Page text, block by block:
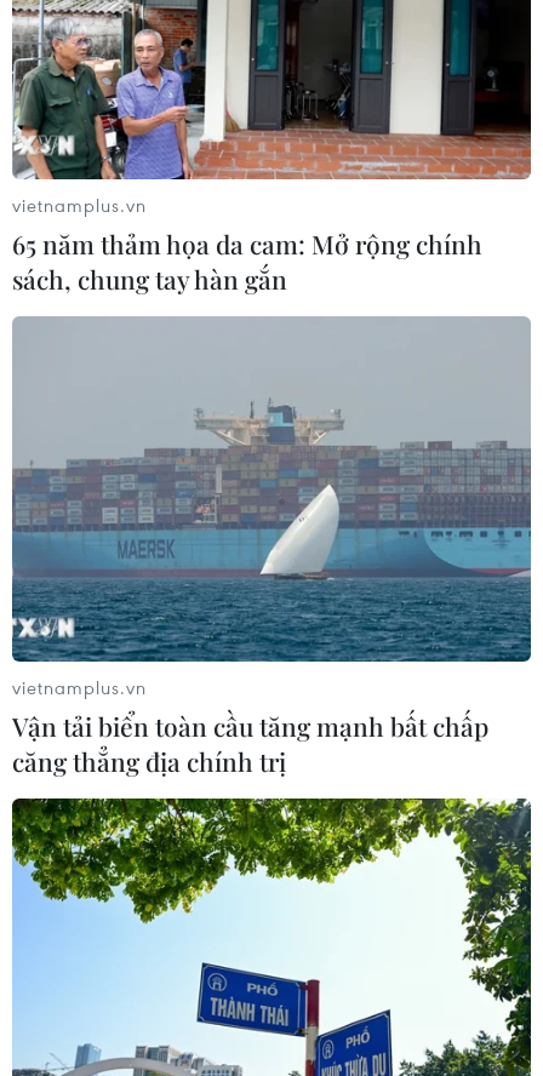
TIN CÙNG CHUYÊN MỤC
Cộng hòa Dân chủ Congo ghi nhận
vietnamplus.vn
65 năm thảm họa da cam: Mở rộng chính
sách, chung tay hàn gắn
vietnamplus.vn
Vận tải biển toàn cầu tăng mạnh bất chấp
căng thẳng địa chính trị